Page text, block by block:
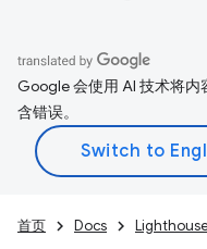
Google 会使用 AI 技术将
含错误。
首页 Docs